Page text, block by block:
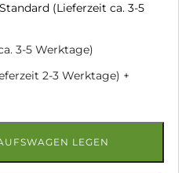
Standard (Lieferzeit ca. 3-5
3-5 Werktage)
2-3 Werktage) +
LEGEN